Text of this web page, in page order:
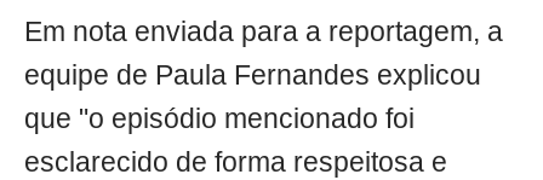
Em nota enviada para a reportagem, a
equipe de Paula Fernandes explicou
que "o episódio mencionado foi
esclarecido de forma respeitosa e